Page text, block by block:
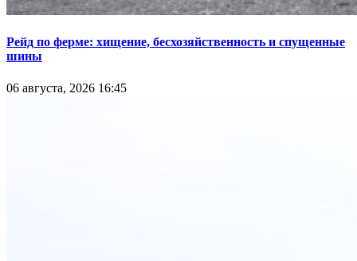
Рейд по ферме: хищение, бесхозяйственность и спущенные
шины
06 августа, 2026 16:45